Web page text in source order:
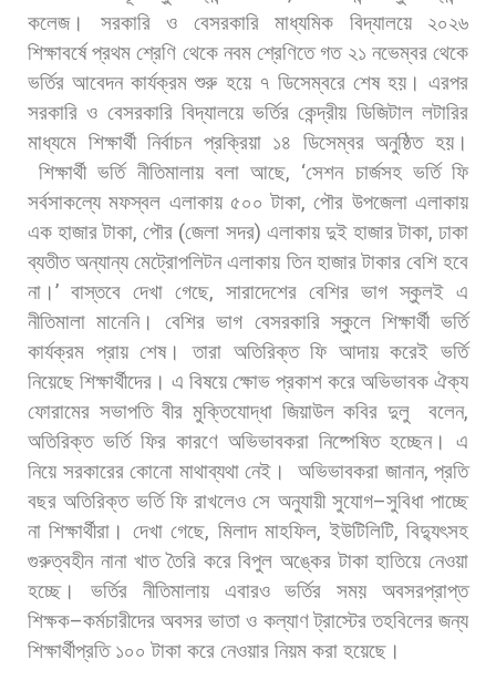
কলেজ।
সরকারি ও বেসরকারি মাধ্যমিক বিদ্যালয়ে
২০২৬
শিক্ষাবর্ষে প্রথম শ্রেণি থেকে নবম শ্রেণিতে গত ২১ নভেম্বর থেকে
ভর্তির আবেদন কার্যক্রম শুরু হয়ে ৭ ডিসেম্বরে শেষ হয়। এরপর
সরকারি ও বেসরকারি বিদ্যালয়ে ভর্তির কেন্দ্রীয় ডিজিটাল লটারির
মাধ্যমে শিক্ষার্থী নির্বাচন প্রক্রিয়া ১৪ ডিসেম্বর অনুষ্ঠিত হয়।
শিক্ষার্থী ভর্তি নীতিমালায় বলা আছে, ‘সেশন চার্জসহ ভর্তি ফি
সর্বসাকল্যে মফস্বল এলাকায় ৫০০ টাকা,পৌর উপজেলা এলাকায়
এক হাজার টাকা,পৌর (জেলা সদর) এলাকায় দুই হাজার টাকা,ঢাকা
ব্যতীত অন্যান্য মেট্রোপলিটন এলাকায় তিন হাজার টাকার বেশি হবে
না।’ বাস্তবে দেখা গেছে, সারাদেশের বেশির ভাগ স্কুলই এ
নীতিমালা মানেনি। বেশির ভাগ বেসরকারি স্কুলে শিক্ষার্থী ভর্তি
কার্যক্রম প্রায় শেষ। তারা অতিরিক্ত ফি আদায় করেই ভর্তি
নিয়েছে শিক্ষার্থীদের। এ বিষয়ে ক্ষোভ প্রকাশ করে অভিভাবক ঐক্য
ফোরামের সভাপতি বীর মুক্তিযোদ্ধা জিয়াউল কবির দুলু বলেন,
অতিরিক্ত ভর্তি ফির কারণে অভিভাবকরা নিষ্পেষিত হচ্ছেন।
এ
নিয়ে সরকারের কোনো মাথাব্যথা নেই। অভিভাবকরা জানান, প্রতি
বছর অতিরিক্ত ভর্তি ফি রাখলেও সে অনুযায়ী সুযোগ–সুবিধা পাচ্ছে
না শিক্ষার্থীরা। দেখা গেছে, মিলাদ মাহফিল,ইউটিলিটি,বিদ্যুৎসহ
গুরুত্বহীন নানা খাত তৈরি করে বিপুল অঙ্কের টাকা হাতিয়ে নেওয়া
হচ্ছে। ভর্তির
নীতিমালায় এবারও ভর্তির সময়
অবসরপ্রাপ্ত
শিক্ষক–কর্মচারীদের অবসর ভাতা ও কল্যাণ ট্রাস্টের তহবিলের জন্য
শিক্ষার্থীপ্রতি ১০০ টাকা করে নেওয়ার নিয়ম করা হয়েছে।